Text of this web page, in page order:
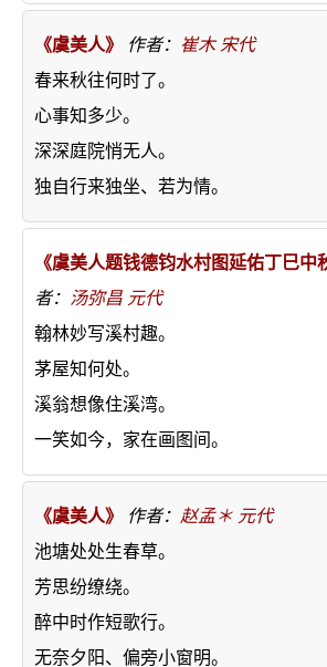
《虞美人》 作者： 崔木 宋代
春来秋往何时了。
心事知多少。
深深庭院悄无人。
独自行来独坐、若为情。
《虞美人题钱德钧水村图延佑丁巳中
者： 汤弥昌 元代
翰林妙写溪村趣。
茅屋知何处。
溪翁想像住溪湾。
一笑如今，家在画图间。
《虞美人》 作者： 赵孟＊ 元代
池塘处处生春草。
芳思纷缭绕。
醉中时作短歌行。
无奈夕阳、偏旁小窗明。